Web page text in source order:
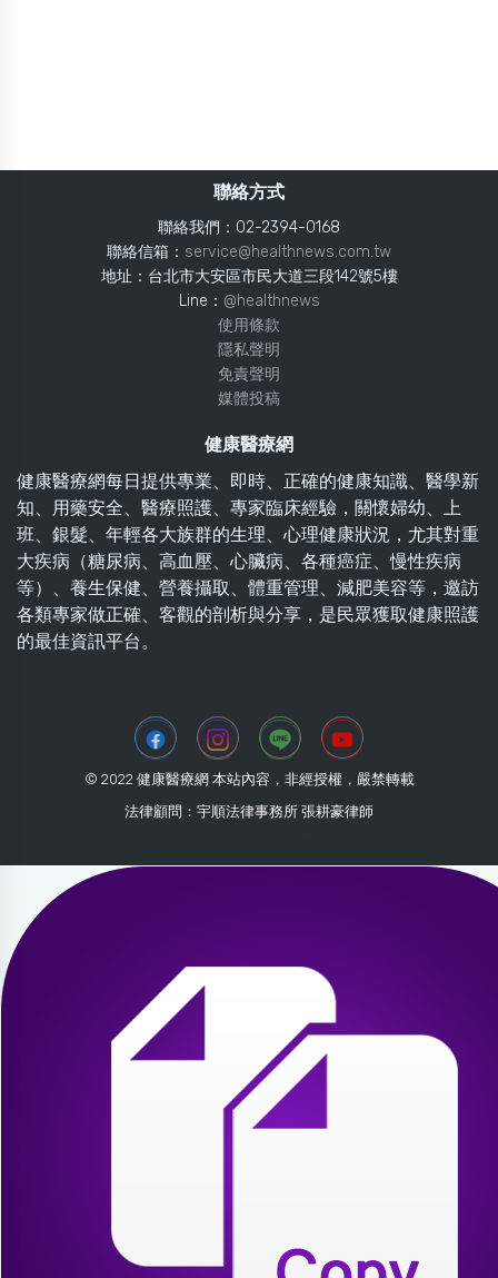
聯絡方式
聯絡我們：02-2394-0168
聯絡信箱： service@healthnews.com.tw
地址：台北市大安區市民大道三段142號5樓
Line： @healthnews
使用條款
隱私聲明
免責聲明
媒體投稿
健康醫療網
健康醫療網每日提供專業、即時、正確的健康知識、醫學新
知、用藥安全、醫療照護、專家臨床經驗，關懷婦幼、上
班、銀髮、年輕各大族群的生理、心理健康狀況，尤其對重
大疾病（糖尿病、高血壓、心臟病、各種癌症、慢性疾病
等）、養生保健、營養攝取、體重管理、減肥美容等，邀訪
各類專家做正確、客觀的剖析與分享，是民眾獲取健康照護
的最佳資訊平台。
© 2022 健康醫療網 本站內容，非經授權，嚴禁轉載
法律顧問：宇順法律事務所 張耕豪律師